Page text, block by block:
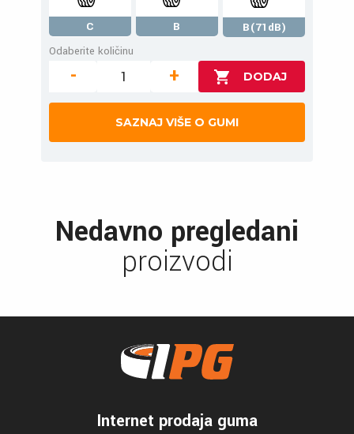
C B
B(71dB)
Odaberite količinu
- +
SAZNAJ VIŠE O GUMI
Nedavno pregledani
proizvodi
Internet prodaja guma